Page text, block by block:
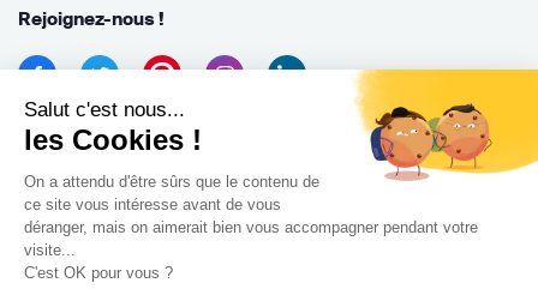
Salut c'est nous...
les Cookies !
On a attendu d'être sûrs que le contenu de
ce site vous intéresse avant de vous
déranger, mais on aimerait bien vous accompagner pendant votre
visite...
C'est OK pour vous ?
Rejoignez-nous !
Archidvisor
13 Rue des Cordeliers, 33000 Bordeaux, France